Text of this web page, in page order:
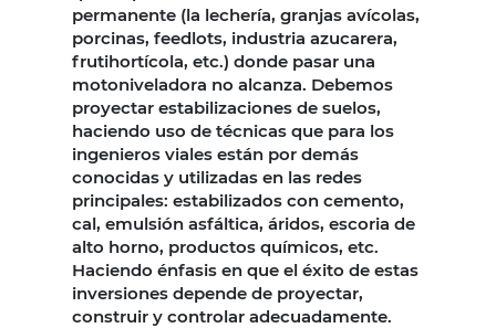
permanente (la lechería, granjas avícolas,
porcinas, feedlots, industria azucarera,
frutihortícola, etc.) donde pasar una
motoniveladora no alcanza. Debemos
proyectar estabilizaciones de suelos,
haciendo uso de técnicas que para los
ingenieros viales están por demás
conocidas y utilizadas en las redes
principales: estabilizados con cemento,
cal, emulsión asfáltica, áridos, escoria de
alto horno, productos químicos, etc.
Haciendo énfasis en que el éxito de estas
inversiones depende de proyectar,
construir y controlar adecuadamente.